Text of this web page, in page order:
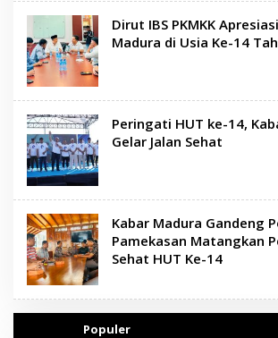
Dirut IBS PKMKK
Madura di Usia Ke-14
Peringati HUT ke-14,
Gelar Jalan Sehat
Kabar Madura Gandeng
Pamekasan Matangkan
Sehat HUT Ke-14
Populer